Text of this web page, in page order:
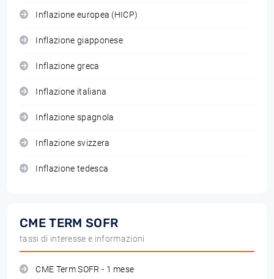
Inflazione europea (HICP)
Inflazione giapponese
Inflazione greca
Inflazione italiana
Inflazione spagnola
Inflazione svizzera
Inflazione tedesca
CME TERM SOFR
tassi di interesse e informazioni
CME Term SOFR - 1 mese